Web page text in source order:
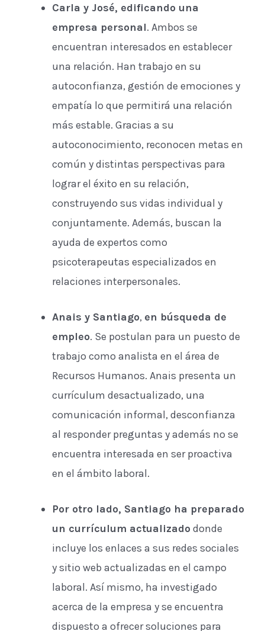
Carla y José, edificando una
empresa personal. Ambos se
encuentran interesados en establecer
una relación. Han trabajo en su
autoconfianza, gestión de emociones y
empatía lo que permitirá una relación
más estable. Gracias a su
autoconocimiento, reconocen metas en
común y distintas perspectivas para
lograr el éxito en su relación,
construyendo sus vidas individual y
conjuntamente. Además, buscan la
ayuda de expertos como
psicoterapeutas especializados en
relaciones interpersonales.
Anais y Santiago, en búsqueda de
empleo. Se postulan para un puesto de
trabajo como analista en el área de
Recursos Humanos. Anais presenta un
currículum desactualizado, una
comunicación informal, desconfianza
al responder preguntas y además no se
encuentra interesada en ser proactiva
en el ámbito laboral.
Por otro lado, Santiago ha preparado
un currículum actualizado donde
incluye los enlaces a sus redes sociales
y sitio web actualizadas en el campo
laboral. Así mismo, ha investigado
acerca de la empresa y se encuentra
dispuesto a ofrecer soluciones para